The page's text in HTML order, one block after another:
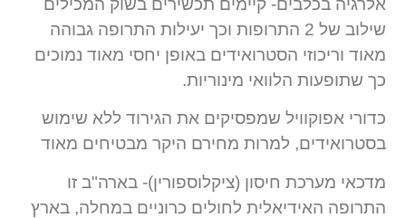
אלרגיה בכלבים- קיימים תכשירים בשוק המכילים
שילוב של 2 התרופות וכך יעילות התרופה גבוהה
מאוד וריכוזי הסטרואידים באופן יחסי מאוד נמוכים
כך שתופעות הלוואי מינוריות.
כדורי אפוקוויל שמפסיקים את הגירוד ללא שימוש
בסטרואידים, למרות מחירם היקר מבטיחים מאוד
מדכאי מערכת חיסון (ציקלוספורין)- בארה"ב זו
התרופה האידיאלית לחולים כרוניים במחלה, בארץ